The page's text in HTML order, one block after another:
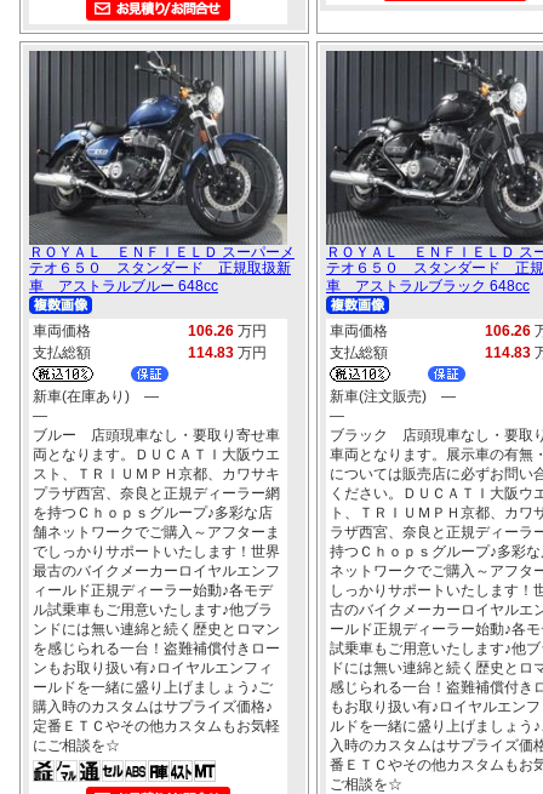
ＲＯＹＡＬ ＥＮＦＩＥＬＤ スーパーメ
テオ６５０ スタンダード 正規取扱新
車 アストラルブルー 648cc
車両価格 106.26 万円
支払総額
114.83 万円
新車(在庫あり) ―
―
ブルー 店頭現車なし・要取り寄せ車
両となります。ＤＵＣＡＴＩ大阪ウエ
スト、ＴＲＩＵＭＰＨ京都、カワサキ
プラザ西宮、奈良と正規ディーラー網
を持つＣｈｏｐｓグループ♪多彩な店
舗ネットワークでご購入～アフターま
でしっかりサポートいたします！世界
最古のバイクメーカーロイヤルエンフ
ィールド正規ディーラー始動♪各モデ
ル試乗車もご用意いたします♪他ブラ
ンドには無い連綿と続く歴史とロマン
を感じられる一台！盗難補償付きロー
ンもお取り扱い有♪ロイヤルエンフィ
ールドを一緒に盛り上げましょう♪ご
購入時のカスタムはサプライズ価格♪
定番ＥＴＣやその他カスタムもお気軽
にご相談を☆
ＲＯＹＡＬ ＥＮＦＩＥＬＤ ス
テオ６５０ スタンダード 正
車 アストラルブラック 648cc
車両価格 106.26
支払総額
114.83
新車(注文販売) ―
―
ブラック 店頭現車なし・要取
車両となります。展示車の有無
については販売店に必ずお問い
ください。ＤＵＣＡＴＩ大阪ウ
ト、ＴＲＩＵＭＰＨ京都、カワ
ラザ西宮、奈良と正規ディーラ
持つＣｈｏｐｓグループ♪多彩
ネットワークでご購入～アフタ
しっかりサポートいたします！
古のバイクメーカーロイヤルエ
ールド正規ディーラー始動♪各
試乗車もご用意いたします♪他
ドには無い連綿と続く歴史とロ
感じられる一台！盗難補償付き
もお取り扱い有♪ロイヤルエン
ルドを一緒に盛り上げましょう
入時のカスタムはサプライズ価
番ＥＴＣやその他カスタムもお
ご相談を☆